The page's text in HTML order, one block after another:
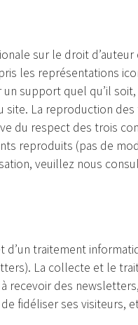
sur le droit
les représentations
support quel qu’il
La reproduction des
du respect des trois
reproduits (pas de
veuillez nous
d’un traitement
La collecte et le
recevoir des
fidéliser ses visiteurs,